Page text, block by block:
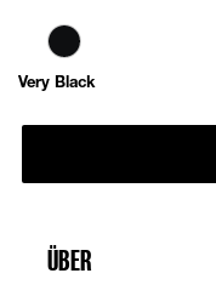
Very Black
ÜBER